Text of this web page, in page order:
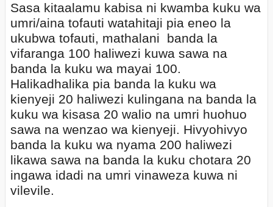
Sasa kitaalamu kabisa ni kwamba kuku wa
umri/aina tofauti watahitaji pia eneo la
ukubwa tofauti, mathalani banda la
vifaranga 100 haliwezi kuwa sawa na
banda la kuku wa mayai 100.
Halikadhalika pia banda la kuku wa
kienyeji 20 haliwezi kulingana na banda la
kuku wa kisasa 20 walio na umri huohuo
sawa na wenzao wa kienyeji. Hivyohivyo
banda la kuku wa nyama 200 haliwezi
likawa sawa na banda la kuku chotara 20
ingawa idadi na umri vinaweza kuwa ni
vilevile.